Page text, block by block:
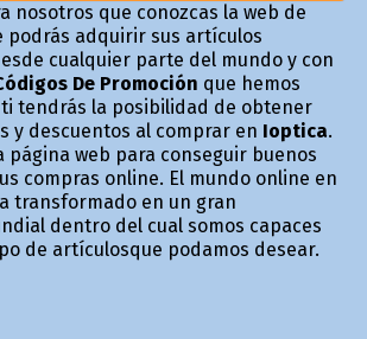
nosotros que conozcas la web de
podrás adquirir sus artículos
cualquier parte del mundo y con
De Promoción que hemos
tendrás la posibilidad de obtener
y descuentos al comprar en Ioptica.
página web para conseguir buenos
compras online. El mundo online en
transformado en un gran
dentro del cual somos capaces
de artículosque podamos desear.